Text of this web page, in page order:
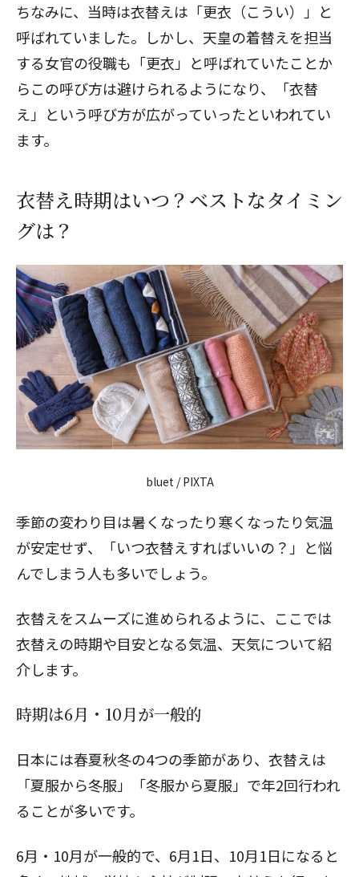
ちなみに、当時は衣替えは「更衣（こうい）」と
呼ばれていました。しかし、天皇の着替えを担当
する女官の役職も「更衣」と呼ばれていたことか
らこの呼び方は避けられるようになり、「衣替
え」という呼び方が広がっていったといわれてい
ます。
衣替え時期はいつ？ベストなタイミン
グは？
bluet / PIXTA
季節の変わり目は暑くなったり寒くなったり気温
が安定せず、「いつ衣替えすればいいの？」と悩
んでしまう人も多いでしょう。
衣替えをスムーズに進められるように、ここでは
衣替えの時期や目安となる気温、天気について紹
介します。
時期は6月・10月が一般的
日本には春夏秋冬の4つの季節があり、衣替えは
「夏服から冬服」「冬服から夏服」で年2回行われ
ることが多いです。
6月・10月が一般的で、6月1日、10月1日になると